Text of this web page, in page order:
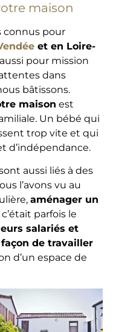
maison
connus pour
et en Loire-
pour mission
dans
bâtissons.
maison est
Un bébé qui
trop vite et qui
d’indépendance.
aussi liés à des
l’avons vu au
aménager un
c’était parfois le
salariés et
de travailler
d’un espace de